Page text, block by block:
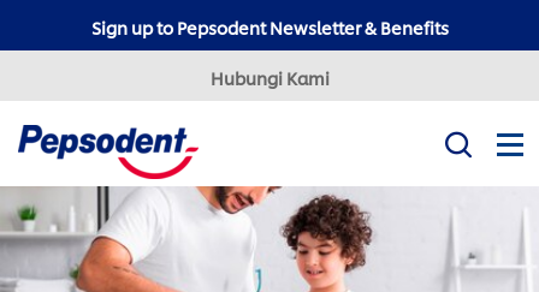
Sign up to Pepsodent Newsletter & Benefits
Hubungi Kami
Misi Kami
Produk
Tips Kesehatan Gigi